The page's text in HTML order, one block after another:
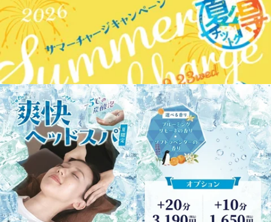
徒歩1分。京王相模原線「京王稲田堤」駅南口より徒歩6分。宝くじ
売り場の正面、ケバブ屋と眼鏡屋の間にあります。駐輪場有り、駐
車場→近隣パーキングをご利用ください。南武線、京王線をご利用
の方はぜひ当店へお越しください。
WEB予約する
電話予約する044-299-7198
最近のブログ
異常気象。
いつもご利用ご観覧ありがとうございます＾＾稲田堤店で
す。世界で異常気象や災害が多いですね。日頃の備えを心掛
けたいものです。今日も猛暑ですね。お疲れを溜めこむ前の
2026.08.06